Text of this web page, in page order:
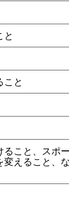
と
と
ること、スポ
変えること、